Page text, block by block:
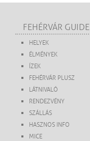
FEHÉRVÁR GUIDE
HELYEK
ÉLMÉNYEK
ÍZEK
FEHÉRVÁR PLUSZ
LÁTNIVALÓ
RENDEZVÉNY
SZÁLLÁS
HASZNOS INFO
MICE